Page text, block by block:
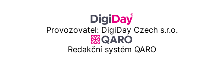
Provozovatel: DigiDay Czech s.r.o.
Redakční systém QARO